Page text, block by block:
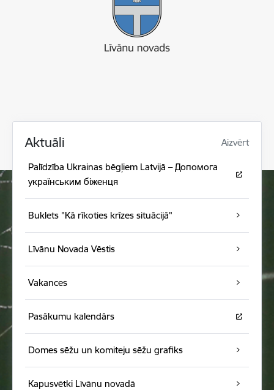
Aktuāli Aizvērt
Palīdzība Ukrainas bēgļiem Latvijā – Допомога
українським біженця
Buklets "Kā rīkoties krīzes situācijā"
Līvānu Novada Vēstis
Vakances
Pasākumu kalendārs
Domes sēžu un komiteju sēžu grafiks
Kapusvētki Līvānu novadā